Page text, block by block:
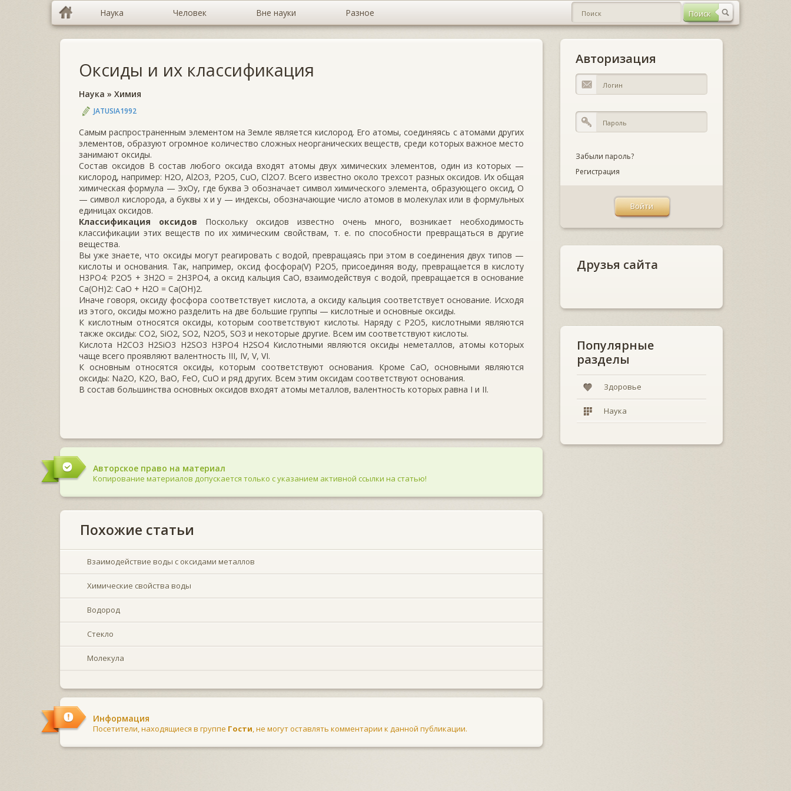
Наука Человек Вне науки Разное
Оксиды и их классификация
Наука » Химия
JATUSIA1992
Самым распространенным элементом на Земле является кислород. Его атомы, соединяясь с атомами других
элементов, образуют огромное количество сложных неорганических веществ, среди которых важное место
занимают оксиды.
Состав оксидов В состав любого оксида входят атомы двух химических элементов, один из которых —
кислород, например: Н2О, Al2O3, Р2О5, CuO, Cl2O7. Всего известно около трехсот разных оксидов. Их общая
химическая формула — ЭxOy, где буква Э обозначает символ химического элемента, образующего оксид, О
— символ кислорода, а буквы x и y — индексы, обозначающие число атомов в молекулах или в формульных
единицах оксидов.
Классификация оксидов Поскольку оксидов известно очень много, возникает необходимость
классификации этих веществ по их химическим свойствам, т. е. по способности превращаться в другие
вещества.
Вы уже знаете, что оксиды могут реагировать с водой, превращаясь при этом в соединения двух типов —
кислоты и основания. Так, например, оксид фосфора(V) P2O5, присоединяя воду, превращается в кислоту
H3PO4: P2O5 + 3H2O = 2H3PO4, а оксид кальция CaO, взаимодействуя с водой, превращается в основание
Ca(OH)2: CaO + H2O = Ca(OH)2.
Иначе говоря, оксиду фосфора соответствует кислота, а оксиду кальция соответствует основание. Исходя
из этого, оксиды можно разделить на две большие группы — кислотные и основные оксиды.
К кислотным относятся оксиды, которым соответствуют кислоты. Наряду с Р2О5, кислотными являются
также оксиды: CO2, SiO2, SO2, N2O5, SO3 и некоторые другие. Всем им соответствуют кислоты.
Кислота H2CO3 H2SiO3 H2SO3 H3PO4 H2SO4 Кислотными являются оксиды неметаллов, атомы которых
чаще всего проявляют валентность III, IV, V, VI.
К основным относятся оксиды, которым соответствуют основания. Кроме СaO, основными являются
оксиды: Na2O, K2O, BaO, FeO, CuO и ряд других. Всем этим оксидам соответствуют основания.
В состав большинства основных оксидов входят атомы металлов, валентность которых равна I и II.
Авторское право на материал
Копирование материалов допускается только с указанием активной ссылки на статью!
Похожие статьи
Взаимодействие воды с оксидами металлов
Химические свойства воды
Водород
Стекло
Молекула
Информация
Посетители, находящиеся в группе Гости, не могут оставлять комментарии к данной публикации.
Авторизация
Забыли пароль?
Регистрация
Друзья сайта
Популярные
разделы
Здоровье
Наука